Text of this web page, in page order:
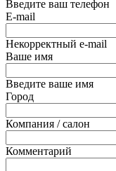
Введите ваш телефон
E-mail
Некорректный e-mail
Ваше имя
Введите ваше имя
Город
Компания / салон
Комментарий